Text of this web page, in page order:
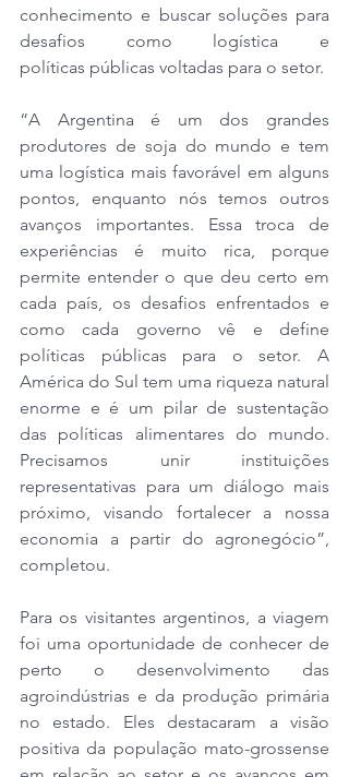
conhecimento e buscar soluções para
desafios como logística e
políticas públicas voltadas para o setor.
“A Argentina é um dos grandes
produtores de soja do mundo e tem
uma logística mais favorável em alguns
pontos, enquanto nós temos outros
avanços importantes. Essa troca de
experiências é muito rica, porque
permite entender o que deu certo em
cada país, os desafios enfrentados e
como cada governo vê e define
políticas públicas para o setor. A
América do Sul tem uma riqueza natural
enorme e é um pilar de sustentação
das políticas alimentares do mundo.
Precisamos unir instituições
representativas para um diálogo mais
próximo, visando fortalecer a nossa
economia a partir do agronegócio”,
completou.
Para os visitantes argentinos, a viagem
foi uma oportunidade de conhecer de
perto o desenvolvimento das
agroindústrias e da produção primária
no estado. Eles destacaram a visão
positiva da população mato-grossense